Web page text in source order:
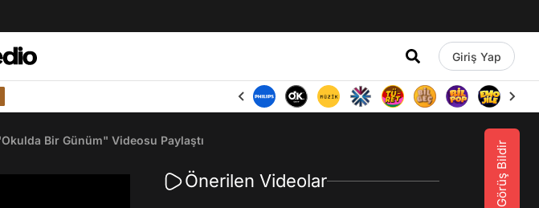
Giriş Yap
Görüş Bildir
Bir Günüm" Videosu Paylaştı
Önerilen Videolar